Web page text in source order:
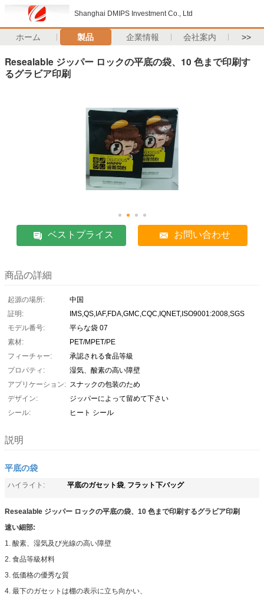
Shanghai DMIPS Investment Co., Ltd
ホーム 製品 企業情報 会社案内 >>
Resealable ジッパー ロックの平底の袋、10 色まで印刷す
るグラビア印刷
ベストプライス お問い合わせ
商品の詳細
起源の場所:
中国
証明:
IMS,QS,IAF,FDA,GMC,CQC,IQNET,ISO9001:2008,SGS
モデル番号:
平らな袋 07
素材:
PET/MPET/PE
フィーチャー:
承認される食品等級
プロパティ:
湿気、酸素の高い障壁
アプリケーション: スナックの包装のため
デザイン:
ジッパーによって留めて下さい
シール:
ヒート シール
説明
平底の袋
ハイライト: 平底のガセット袋, フラット下バッグ
Resealable ジッパー ロックの平底の袋、10 色まで印刷するグラビア印刷
速い細部:
1. 酸素、湿気及び光線の高い障壁
2. 食品等級材料
3. 低価格の優秀な質
4. 最下のガセットは棚の表示に立ち向かい、